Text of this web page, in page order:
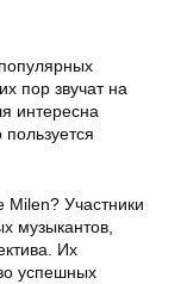
пор звучат на
интересна
Milen? Участники
музыкантов,
Их
успешных